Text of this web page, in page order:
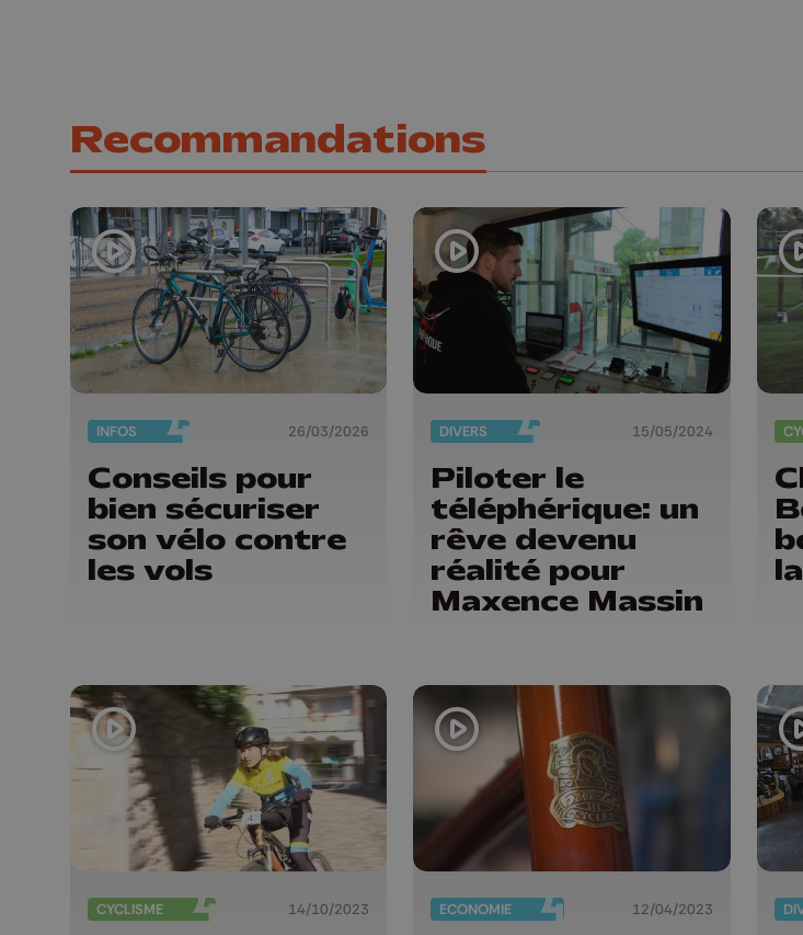
Recommandations
INFOS 26/03/2026
Conseils pour
bien sécuriser
son vélo contre
les vols
DIVERS 15/05/2024
Piloter le
téléphérique: un
rêve devenu
réalité pour
Maxence Massin
CYCLISME 14/10/2023 ECONOMIE 12/04/2023